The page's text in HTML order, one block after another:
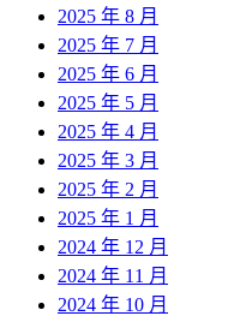
2025 年 8 月
2025 年 7 月
2025 年 6 月
2025 年 5 月
2025 年 4 月
2025 年 3 月
2025 年 2 月
2025 年 1 月
2024 年 12 月
2024 年 11 月
2024 年 10 月